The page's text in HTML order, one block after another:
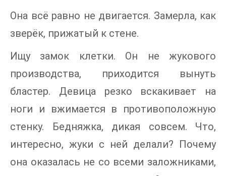
Она всё равно не двигается. Замерла, как
зверёк, прижатый к стене.
Ищу замок клетки. Он не жукового
производства, приходится вынуть
бластер. Девица резко вскакивает на
ноги и вжимается в противоположную
стенку. Бедняжка, дикая совсем. Что,
интересно, жуки с ней делали? Почему
она оказалась не со всеми заложниками,